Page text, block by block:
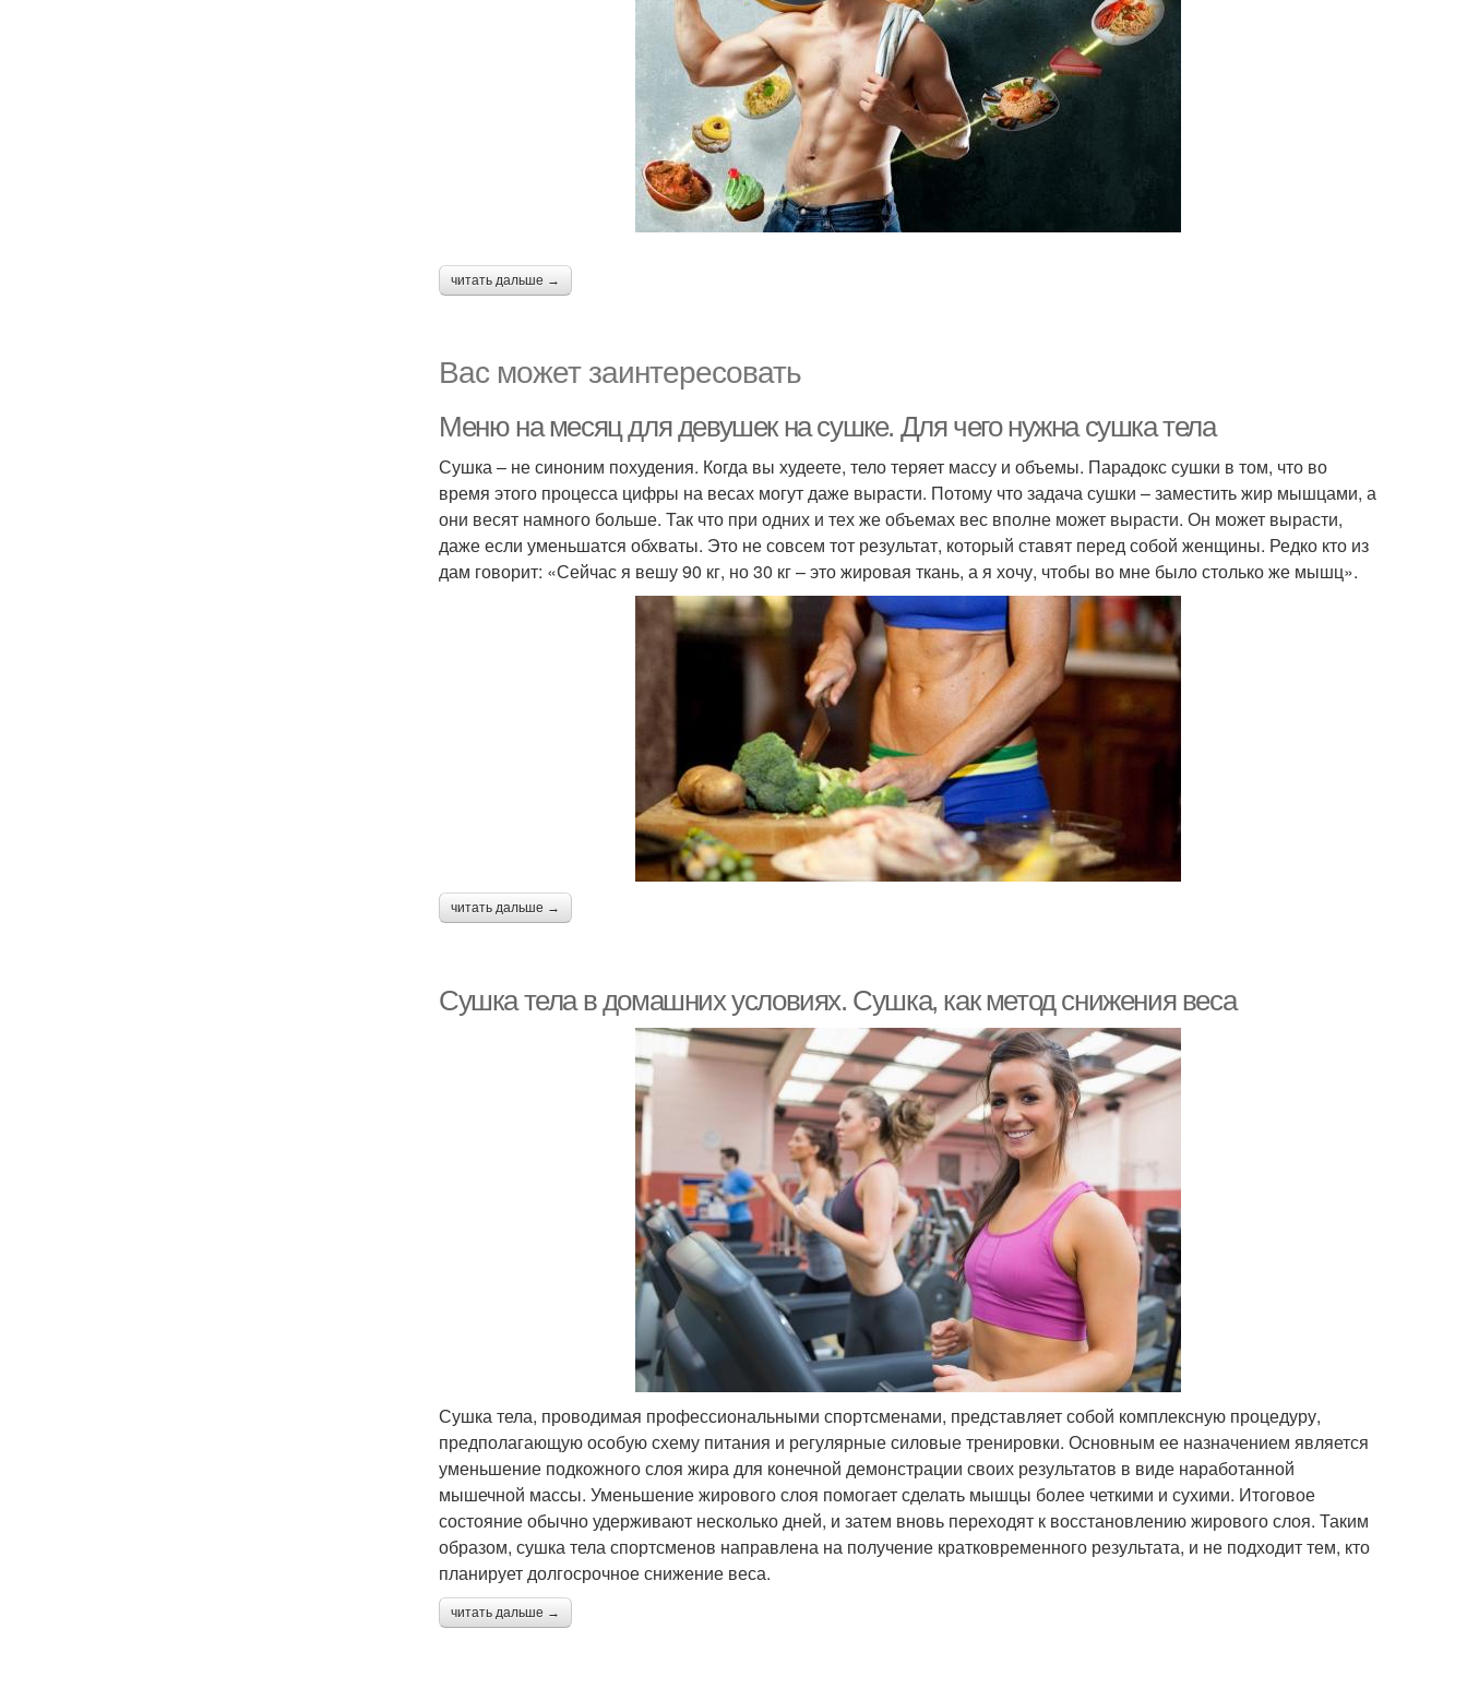
читать дальше →
Вас может заинтересовать
Меню на месяц для девушек на сушке. Для чего нужна сушка тела
Сушка – не синоним похудения. Когда вы худеете, тело теряет массу и объемы. Парадокс сушки в том, что во
время этого процесса цифры на весах могут даже вырасти. Потому что задача сушки – заместить жир мышцами, а
они весят намного больше. Так что при одних и тех же объемах вес вполне может вырасти. Он может вырасти,
даже если уменьшатся обхваты. Это не совсем тот результат, который ставят перед собой женщины. Редко кто из
дам говорит: «Сейчас я вешу 90 кг, но 30 кг – это жировая ткань, а я хочу, чтобы во мне было столько же мышц».
читать дальше →
Сушка тела в домашних условиях. Сушка, как метод снижения веса
Сушка тела, проводимая профессиональными спортсменами, представляет собой комплексную процедуру,
предполагающую особую схему питания и регулярные силовые тренировки. Основным ее назначением является
уменьшение подкожного слоя жира для конечной демонстрации своих результатов в виде наработанной
мышечной массы. Уменьшение жирового слоя помогает сделать мышцы более четкими и сухими. Итоговое
состояние обычно удерживают несколько дней, и затем вновь переходят к восстановлению жирового слоя. Таким
образом, сушка тела спортсменов направлена на получение кратковременного результата, и не подходит тем, кто
планирует долгосрочное снижение веса.
читать дальше →